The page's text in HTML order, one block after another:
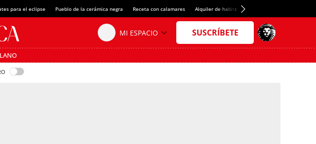
para el eclipse Pueblo de la cerámica negra Receta con calamares Alquiler de habitaciones en España